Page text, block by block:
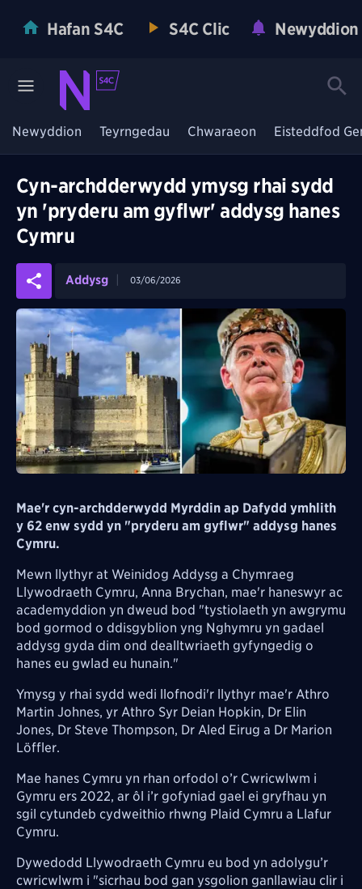
Hafan S4C S4C Clic Newyddion
Newyddion Teyrngedau Chwaraeon Eisteddfod
Cyn-archdderwydd ymysg rhai sydd
yn 'pryderu am gyflwr' addysg hanes
Cymru
Addysg 03/06/2026
Mae'r cyn-archdderwydd Myrddin ap Dafydd ymhlith
y 62 enw sydd yn "pryderu am gyflwr" addysg hanes
Cymru.
Mewn llythyr at Weinidog Addysg a Chymraeg
Llywodraeth Cymru, Anna Brychan, mae'r haneswyr ac
academyddion yn dweud bod "tystiolaeth yn awgrymu
bod gormod o ddisgyblion yng Nghymru yn gadael
addysg gyda dim ond dealltwriaeth gyfyngedig o
hanes eu gwlad eu hunain."
Ymysg y rhai sydd wedi llofnodi'r llythyr mae'r Athro
Martin Johnes, yr Athro Syr Deian Hopkin, Dr Elin
Jones, Dr Steve Thompson, Dr Aled Eirug a Dr Marion
Löffler.
Mae hanes Cymru yn rhan orfodol o’r Cwricwlwm i
Gymru ers 2022, ar ôl i’r gofyniad gael ei gryfhau yn
sgil cytundeb cydweithio rhwng Plaid Cymru a Llafur
Cymru.
Dywedodd Llywodraeth Cymru eu bod yn adolygu’r
cwricwlwm i "sicrhau bod gan ysgolion ganllawiau clir i